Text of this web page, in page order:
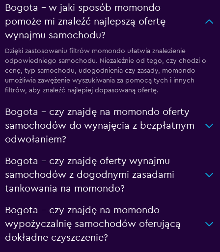
Bogota – w jaki sposób momondo
pomoże mi znaleźć najlepszą ofertę
wynajmu samochodu?
Dzięki zastosowaniu filtrów momondo ułatwia znalezienie
odpowiedniego samochodu. Niezależnie od tego, czy chodzi o
cenę, typ samochodu, udogodnienia czy zasady, momondo
umożliwia zawężenie wyszukiwania za pomocą tych i innych
filtrów, aby znaleźć najlepiej dopasowaną ofertę.
Bogota – czy znajdę na momondo oferty
samochodów do wynajęcia z bezpłatnym
odwołaniem?
Bogota – czy znajdę oferty wynajmu
samochodów z dogodnymi zasadami
tankowania na momondo?
Bogota – czy znajdę na momondo
wypożyczalnię samochodów oferującą
dokładne czyszczenie?